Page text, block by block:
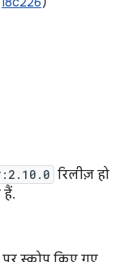
रिलीज़ हो
हैं.